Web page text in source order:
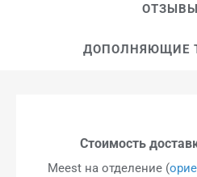
ДОПОЛНЯЮЩИЕ
Стоимость
Meest на отделение (